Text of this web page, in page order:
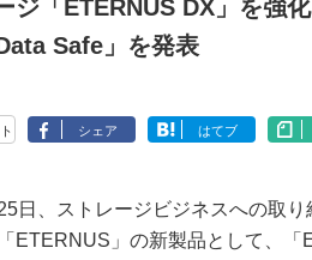
ジ「ETERNUS DX」を強
Safe」を発表
シェア はてブ
日、ストレージビジネスへの取り
ETERNUS」の新製品として、「